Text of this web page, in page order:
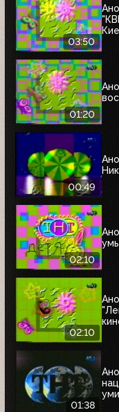
03:50
01:20
00:49
02:10
02:10
01:38